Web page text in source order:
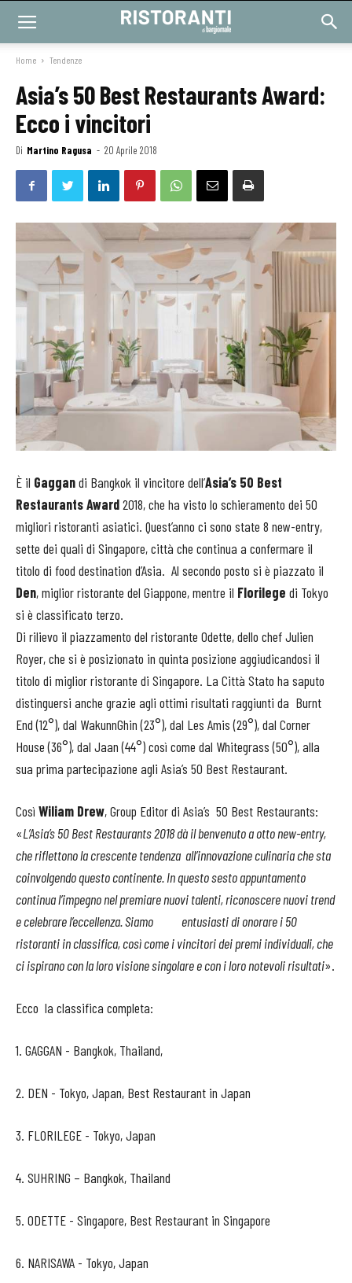
Home Tendenze
Asia’s 50 Best Restaurants Award:
Ecco i vincitori
Di Martino Ragusa - 20 Aprile 2018
È il Gaggandi Bangkok il vincitore dell’Asia’s 50 Best
Restaurants Award2018, che ha visto lo schieramento dei 50
migliori ristoranti asiatici. Quest’anno ci sono state 8 new-entry,
sette dei quali di Singapore, città che continua a confermare il
titolo di food destination d’Asia. Al secondo posto si è piazzato il
Den, miglior ristorante del Giappone, mentre il Florilege di Tokyo
si è classificato terzo.
Di rilievo il piazzamento del ristorante Odette, dello chef Julien
Royer, che si è posizionato in quinta posizione aggiudicandosi il
titolo di miglior ristorante di Singapore. La Città Stato ha saputo
distinguersi anche grazie agli ottimi risultati raggiunti da Burnt
End (12°), dal WakunnGhin (23°), dal Les Amis (29°), dal Corner
House (36°), dal Jaan (44°) così come dal Whitegrass (50°), alla
sua prima partecipazione agli Asia’s 50 Best Restaurant.
Così Wiliam Drew, Group Editor di Asia’s 50 Best Restaurants:
«L’Asia’s 50 Best Restaurants 2018 dà il benvenuto a otto new-entry,
che riflettono la crescente tendenza all’innovazione culinaria che sta
coinvolgendo questo continente. In questo sesto appuntamento
continua l’impegno nel premiare nuovi talenti, riconoscere nuovi trend
e celebrare l’eccellenza. Siamo entusiasti di onorare i 50
ristoranti in classifica, così come i vincitori dei premi individuali, che
ci ispirano con la loro visione singolare e con i loro notevoli risultati».
Ecco la classifica completa:
1. GAGGAN - Bangkok, Thailand,
2. DEN - Tokyo, Japan, Best Restaurant in Japan
3. FLORILEGE - Tokyo, Japan
4. SUHRING – Bangkok, Thailand
5. ODETTE - Singapore, Best Restaurant in Singapore
6. NARISAWA - Tokyo, Japan